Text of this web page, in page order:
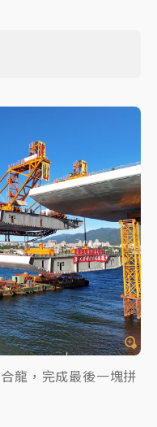
龍，完成最後一塊拼